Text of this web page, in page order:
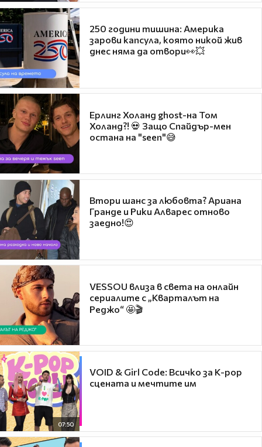
250 години тишина: Америка
зарови капсула, която никой жив
днес няма да отвори👀💥
Ерлинг Холанд ghost-на Том
Холанд?! 💀 Защо Спайдър-мен
остана на "seen"😅
Втори шанс за любовта? Ариана
Гранде и Рики Алварес отново
заедно!😍
VESSOU влиза в света на онлайн
сериалите с „Кварталът на
Реджо“ 🤩🎬
07:50
VOID & Girl Code: Всичко за K-pop
сцената и мечтите им